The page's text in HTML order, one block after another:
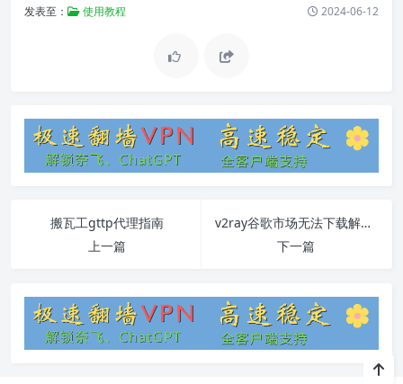
发表至： 使用教程 2024-06-12
搬瓦工gttp代理指南
上一篇
v2ray谷歌市场无法下载解决方案与FAQ
下一篇